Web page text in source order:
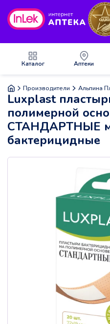
Каталог Аптеки
Производители Альпина
Luxplast
полимерной
СТАНДАРТНЫЕ
бактерицидные